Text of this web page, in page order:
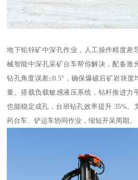
地下铅锌矿中深孔作业，人工操作精度差
械智能中深孔采矿台车帮你解决，配备激
钻孔角度误差≤0.5°，确保爆破后矿岩块度
量。搭载负载敏感液压系统，钻杆推进力
也能稳定成孔，台班钻孔效率提升 35%。
药台车、铲运车协同作业，缩短开采周期。